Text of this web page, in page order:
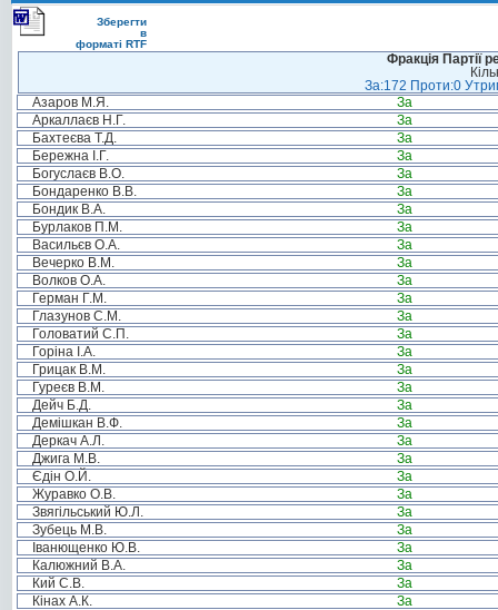
Зберегти
в
форматі RTF
Фракція Партії
За:172 Проти:0
Азаров М.Я.
За
Аркаллаєв Н.Г.
За
Бахтеєва Т.Д.
За
Бережна І.Г.
За
Богуслаєв В.О.
За
Бондаренко В.В.
За
Бондик В.А.
За
Бурлаков П.М.
За
Васильєв О.А.
За
Вечерко В.М.
За
Волков О.А.
За
Герман Г.М.
За
Глазунов С.М.
За
Головатий С.П.
За
Горіна І.А.
За
Грицак В.М.
За
Гуреєв В.М.
За
Дейч Б.Д.
За
Демішкан В.Ф.
За
Деркач А.Л.
За
Джига М.В.
За
Єдін О.Й.
За
Журавко О.В.
За
Звягільський Ю.Л.
За
Зубець М.В.
За
Іванющенко Ю.В.
За
Калюжний В.А.
За
Кий С.В.
За
Кінах А.К.
За